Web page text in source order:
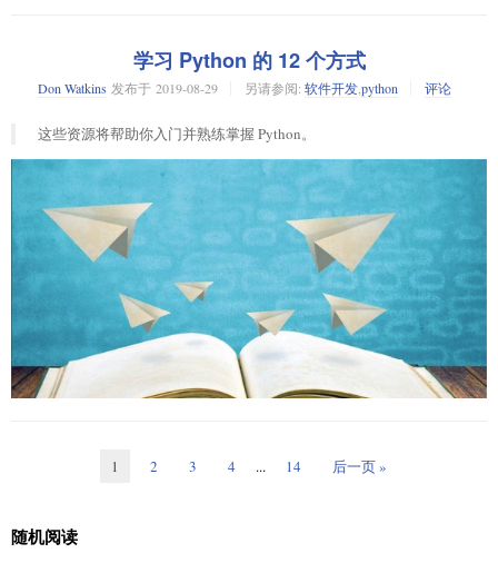
如果你仔细看，你可以从中挑选出一些有用的信息，如文件格式（PNG）以
及文件创建、修改日期和时间（向文件底部寻找一下）。
晓需要查看什么。具体而言，那就是你能在该图像文件的头 8 个字节中看
道要报告的文件类型。
你也可以控制 hexdump
显示多少字节，这在处理大于一个像素的文件时很
实用：
$ hexdump --length 8 pixel.png
0000000 5089 474e 0a0d 0a1a
hexdump 不只限于查看 PNG 或图像文件。你也可以用 hexdump
查看你日
常使用的二进制文件，如
，或你想检查的任何二进制文件。
阅读 PNG 规范的时候你可能会注意到头 8 个字节中的数据与
供的结果看上去不一样。实际上，那是一样的数据，但以一种不同的转换
一些选项可供用于定义格式和转化其转储的原始数据。
编辑 Ansible 主机或其客户端。我们还可以在家目录中创建自己的 Ansible
主机清单，
root@linuxtechi:~$ vi $HOME/hosts
192.168.1.15
192.168.1.17
保存并退出文件。
注意：在上面的主机文件中，我们也可以使用主机名或 FQDN，但为此我们
必须确保 Ansible 主机可以通过主机名或者 FQDN 访问。
步骤 3：测试和使用默认的 Ansible 模块
# ansible -i <host_file> -m <module> <host>
网站可靠性工程师（SRE），就像解决运维和基础设施的软件工程
师。SRE 专注于创建可扩展、高可用且可靠的软件系统。
司中很常见。然而，顶级银行和许多财富 500 强企业的 DevOps 职位通常会
要学习的技术
DevOps 工程师需要了解各种技术才能有效完成工作。无论你的背景如何，
请从作为 DevOps 工程师需要使用和理解的基本技术开始。
操作系统
操作系统是一切运行的地方，拥有相关的基础知识十分重要。Linux是你最
有可能每天使用的操作系统，尽管有的组织会使用 Windows 操作系统。要
开始使用，你可以在家中安装 Linux，在那里你可以随心所欲地中断，并在
此过程中学习。
接下来，选择一门语言来学习脚本编程。有很多语言可供选择，包括
Python 通常是遵循面向对象编程（OOP）的准则编写的，可用于 Web 开
Ubuntu 中的 “Kernel driver not installed (rc=-1908)” 错误
我点击了 OK 关闭消息框，然后在后台看到了另一条消息。
Failed to open a session for the virtual machine Ubuntu
The virtual machine 'Ubuntu 18.04 LTS Server' has
Result Code:
NS_ERROR_FAILURE (0x80004005)
IMachine {85cd948e-a71f-4289-281e-0ca7ad48cd89}
Oracle 公司的自由开源产品 VirtualBox是一款出色的虚拟化工具，专门用
于桌面操作系统。与另一款虚拟化工具Linux 上的 VMWare Workstation
你可以使用 VirtualBox 等虚拟化软件在虚拟机中安装和使用其他操作系
例如，你可以在 Windows 上的 VirtualBox 中安装 Linux。同样地，你也可
用 VirtualBox 在 Linux 中安装 Windows
你也可以用 VirtualBox 在你当前的 Linux 系统中安装别的 Linux 发行版。
事实上，这就是我用它的原因。如果我听说了一个不错的 Linux 发行版，
我会在虚拟机上测试它，而不是安装在真实的系统上。当你想要在安装之
前尝试一下别的发行版时，用虚拟机会很方便。
学习 Python 的 12 个方式
Don Watkins 发布于 2019-08-29 另请参阅: 软件开发python 评论
这些资源将帮助你入门并熟练掌握 Python。
和创客的欢迎。大多数 Linux 和 MacOS 计算机都预装了某个版本的
Python，现在甚至一些 Windows 计算机供应商也开始安装 Python 了。
1 2 3 4 ... 14 后一页 »
随机阅读